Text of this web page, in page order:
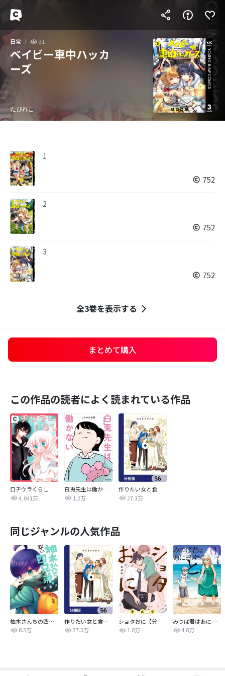
日常 31
ベイビー車中ハッカ
ーズ
たびれこ
1
752
2
752
3
752
全3巻を表示する
まとめて購入
この作品の読者によく読まれている作品
ロヂウラくらし
4,041万
白兎先生は働かない【タテヨミ】
1.2万
作りたい女と食べたい女【分冊版】
27.3万
同じジャンルの人気作品
柚木さんちの四兄弟。
8.3万
作りたい女と食べたい女【分冊版】
27.3万
ショタおに【分冊版】
1.0万
みつば君はあにヨメさんと。
4.8万